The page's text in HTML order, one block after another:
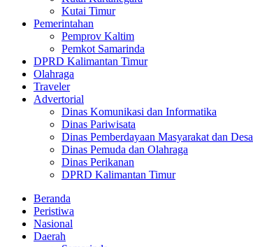
Kutai Timur
Pemerintahan
Pemprov Kaltim
Pemkot Samarinda
DPRD Kalimantan Timur
Olahraga
Traveler
Advertorial
Dinas Komunikasi dan Informatika
Dinas Pariwisata
Dinas Pemberdayaan Masyarakat dan Desa
Dinas Pemuda dan Olahraga
Dinas Perikanan
DPRD Kalimantan Timur
Beranda
Peristiwa
Nasional
Daerah